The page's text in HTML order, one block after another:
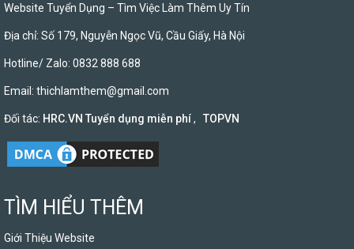
Website Tuyển Dụng – Tìm Việc Làm Thêm Uy Tín
Địa chỉ: Số 179, Nguyễn Ngọc Vũ, Cầu Giấy, Hà Nội
Hotline/ Zalo: 0832 888 688
Email: thichlamthem@gmail.com
Đối tác: HRC.VN Tuyển dụng miễn phí, TOPVN
TÌM HIỂU THÊM
Giới Thiệu Website